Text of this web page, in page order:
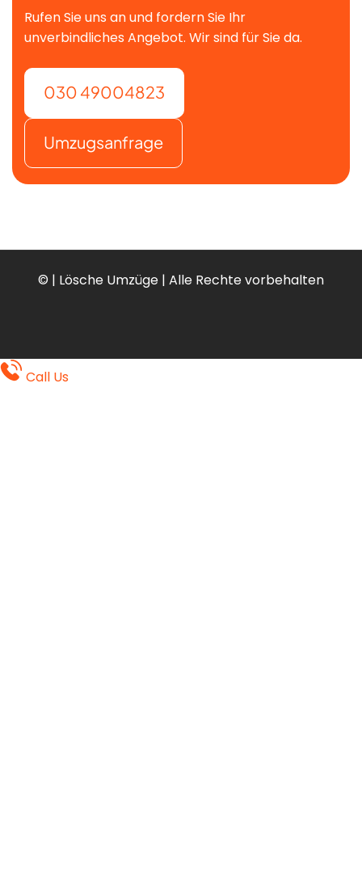
Rufen Sie uns an und fordern Sie Ihr
unverbindliches Angebot. Wir sind für Sie da.
030 49004823
Umzugsanfrage
© | Lösche Umzüge | Alle Rechte vorbehalten
Call Us